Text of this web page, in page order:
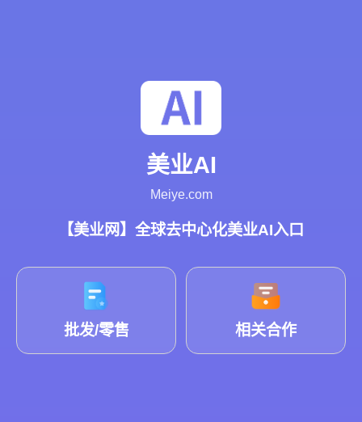
美业AI
Meiye.com
【美业网】全球去中心化美业AI入口
批发/零售 相关合作